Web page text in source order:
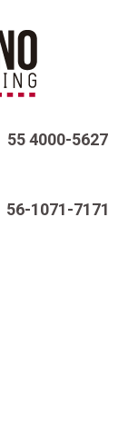
55 4000-5627
56-1071-7171